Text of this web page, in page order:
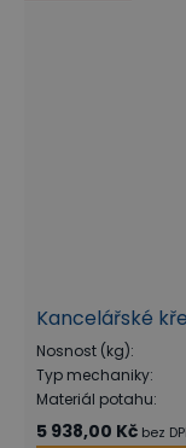
Kancelářské
Nosnost (kg):
Typ mechaniky:
Materiál potahu:
5 938,00 Kč bez